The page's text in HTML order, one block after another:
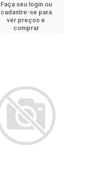
Faça seu login ou
cadastre-se para
ver preços e
comprar